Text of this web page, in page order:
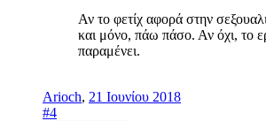
Αν το φετίχ αφορά στην
και μόνο, πάω πάσο. Αν όχι, το
παραμένει.
Arioch, 21 Ιουνίου 2018
#4